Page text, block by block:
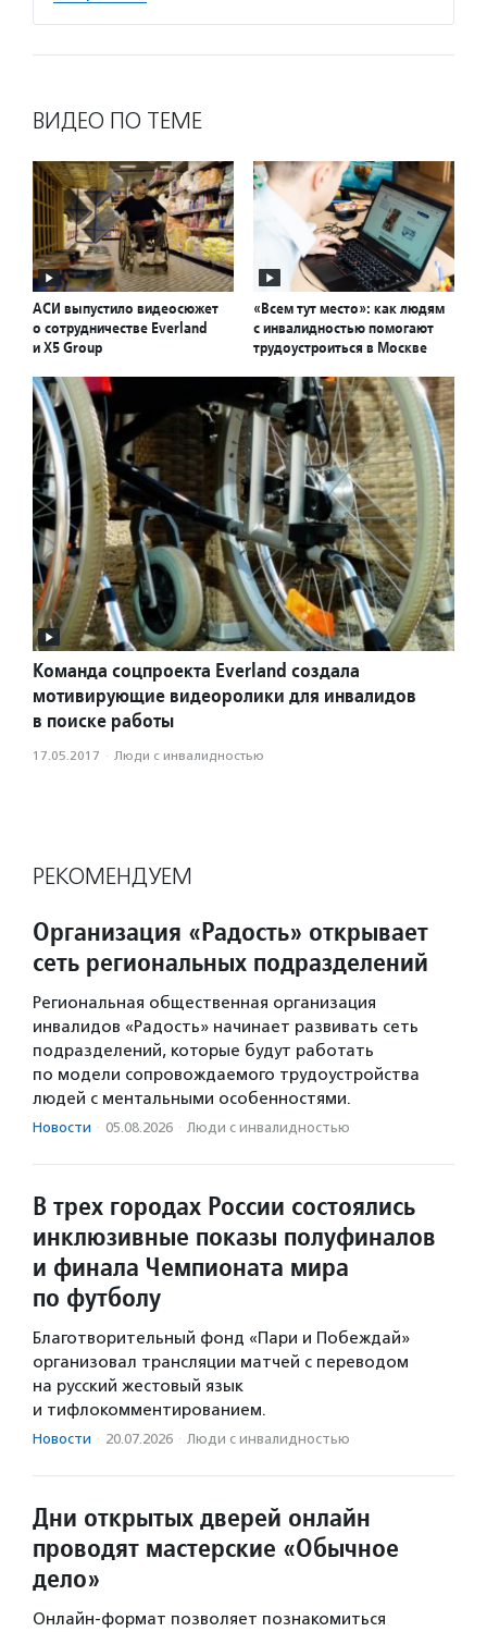
ВИДЕО ПО ТЕМЕ
АСИ выпустило видеосюжет
о сотрудничестве Everland
и X5 Group
«Всем тут место»: как людям
с инвалидностью помогают
трудоустроиться в Москве
Команда соцпроекта Everland создала
мотивирующие видеоролики для инвалидов
в поиске работы
17.05.2017 · Люди с инвалидностью
РЕКОМЕНДУЕМ
Организация «Радость» открывает
сеть региональных подразделений
Региональная общественная организация
инвалидов «Радость» начинает развивать сеть
подразделений, которые будут работать
по модели сопровождаемого трудоустройства
людей с ментальными особенностями.
Новости · 05.08.2026 · Люди с инвалидностью
В трех городах России состоялись
инклюзивные показы полуфиналов
и финала Чемпионата мира
по футболу
Благотворительный фонд «Пари и Побеждай»
организовал трансляции матчей с переводом
на русский жестовый язык
и тифлокомментированием.
Новости · 20.07.2026 · Люди с инвалидностью
Дни открытых дверей онлайн
проводят мастерские «Обычное
дело»
Онлайн-формат позволяет познакомиться